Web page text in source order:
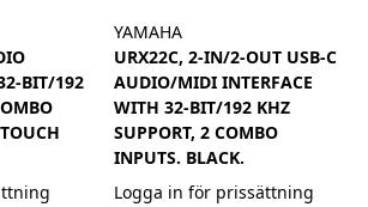
BIT/192
YAMAHA
URX22C, 2-IN/2-OUT USB-C
AUDIO/MIDI INTERFACE
WITH 32-BIT/192 KHZ
SUPPORT, 2 COMBO
INPUTS. BLACK.
Logga in för prissättning